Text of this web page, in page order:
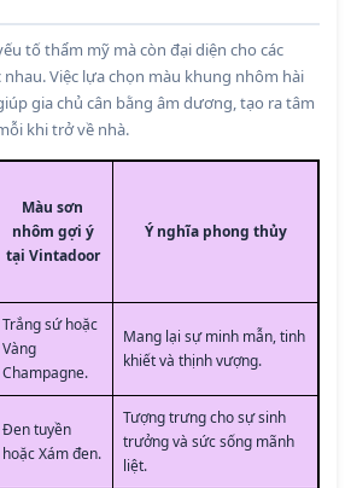
tố thẩm mỹ mà còn đại diện cho các
Việc lựa chọn màu khung nhôm hài
gia chủ cân bằng âm dương, tạo ra tâm
khi trở về nhà.
Màu sơn
nhôm gợi ý
tại Vintadoor
Ý nghĩa phong thủy
Trắng sứ hoặc
Vàng
Champagne.
Mang lại sự minh mẫn, tinh
khiết và thịnh vượng.
Đen tuyền
hoặc Xám đen.
Tượng trưng cho sự sinh
trưởng và sức sống mãnh
liệt.